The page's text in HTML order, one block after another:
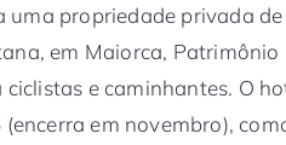
uma propriedade privada
em Maiorca, Patrimônio
e caminhantes. O
em novembro),